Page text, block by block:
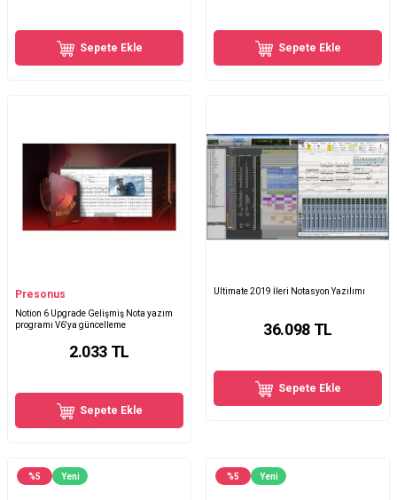
Sepete Ekle Sepete Ekle
Presonus
Notion 6 Upgrade Gelişmiş Nota yazım
programı V6'ya güncelleme
2.033 TL
Sepete Ekle
Ultimate 2019 İleri Notasyon Yazılımı
36.098TL
Sepete Ekle
%5 Yeni %5 Yeni